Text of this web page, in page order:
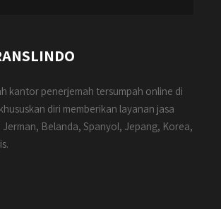
kantor penerjemah tersumpah online di
diri memberikan layanan jasa
Belanda, Spanyol, Jepang, Korea,